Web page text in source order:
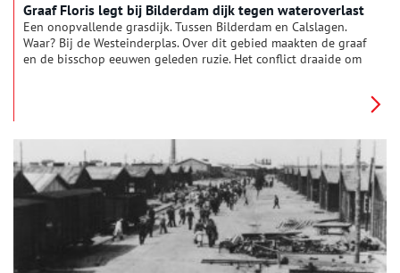
Graaf Floris legt bij Bilderdam dijk tegen wateroverlast
Een onopvallende grasdijk. Tussen Bilderdam en Calslagen.
Waar? Bij de Westeinderplas. Over dit gebied maakten de graaf
en de bisschop eeuwen geleden ruzie. Het conflict draaide om